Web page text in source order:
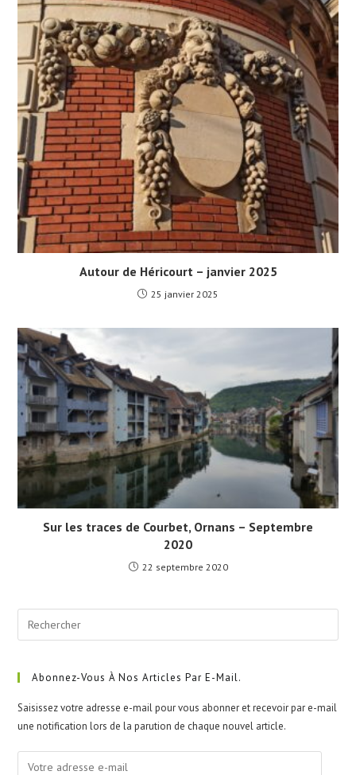
Autour de Héricourt – janvier 2025
25 janvier 2025
Sur les traces de Courbet, Ornans – Septembre
2020
22 septembre 2020
Abonnez-Vous À Nos Articles Par E-Mail.
Saisissez votre adresse e-mail pour vous abonner et recevoir par e-mail
une notification lors de la parution de chaque nouvel article.
Votre